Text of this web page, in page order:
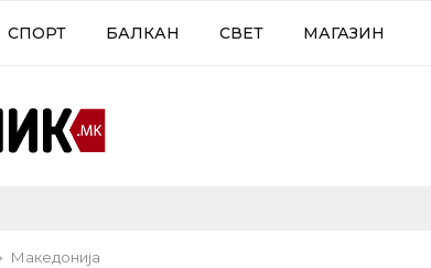
СПОРТ БАЛКАН СВЕТ МАГАЗИН
Македонија